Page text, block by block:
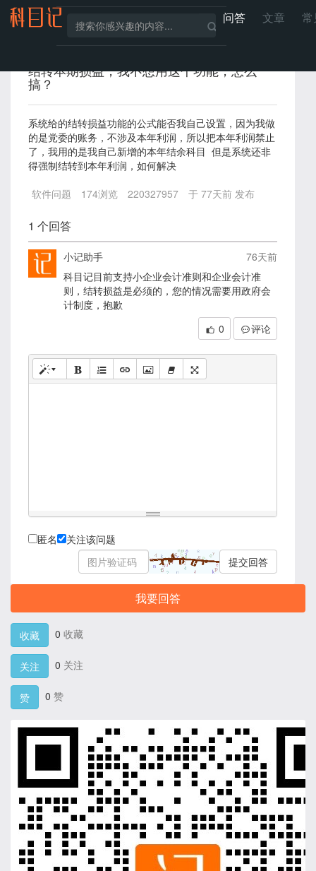
问答 文章 常
结转本期损益，我不想用这个功能，怎么
搞？
系统给的结转损益功能的公式能否我自己设置，因为我做
的是党委的账务，不涉及本年利润，所以把本年利润禁止
了，我用的是我自己新增的本年结余科目 但是系统还非
得强制结转到本年利润，如何解决
软件问题
174浏览 220327957 于 77天前 发布
1 个回答
小记助手
76天前
科目记目前支持小企业会计准则和企业会计准
则，结转损益是必须的，您的情况需要用政府会
计制度，抱歉
0
评论
匿名
关注该问题
提交回答
我要回答
收藏 0 收藏
关注 0 关注
赞 0 赞